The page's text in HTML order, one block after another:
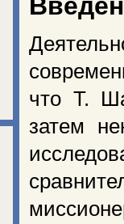
что Т.
затем